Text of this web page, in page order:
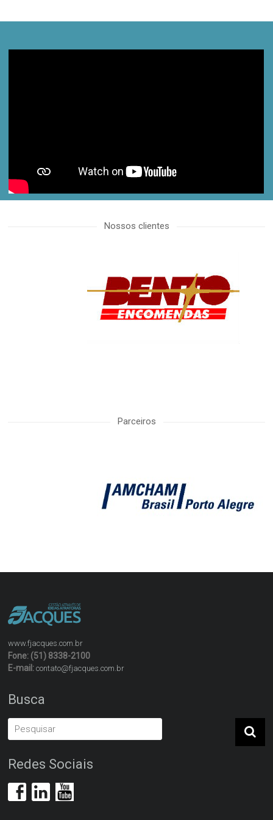
Nossos clientes
Parceiros
www.fjacques.com.br
Fone: (51) 8338-2100
E-mail:contato@fjacques.com.br
Busca
Redes Sociais